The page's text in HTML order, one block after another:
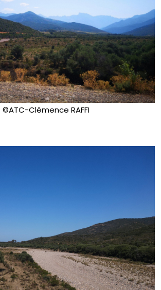
©ATC-Clémence RAFFI